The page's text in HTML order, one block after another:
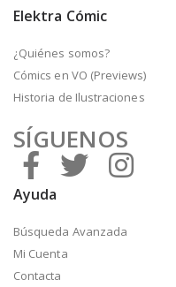
Elektra Cómic
¿Quiénes somos?
Cómics en VO (Previews)
Historia de Ilustraciones
SÍGUENOS
Ayuda
Búsqueda Avanzada
Mi Cuenta
Contacta